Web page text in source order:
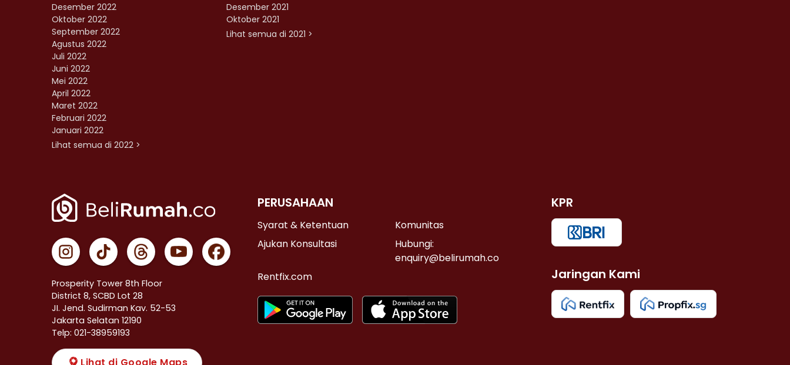
Desember 2022
Oktober 2022
September 2022
Agustus 2022
Juli 2022
Juni 2022
Mei 2022
April 2022
Maret 2022
Februari 2022
Januari 2022
Lihat semua di 2022 >
Desember 2021
Oktober 2021
Lihat semua di 2021 >
Prosperity Tower 8th Floor
District 8, SCBD Lot 28
JI. Jend. Sudirman Kav. 52-53
Jakarta Selatan 12190
Telp: 021-38959193
PERUSAHAAN
Syarat & Ketentuan
Komunitas
Ajukan Konsultasi
Hubungi:
enquiry@belirumah.co
Rentfix.com
KPR
Jaringan Kami